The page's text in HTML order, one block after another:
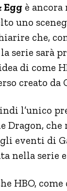
Egg è
uno
che,
serie sarà
di come
creato da
l’unico
Dragon,
eventi di
nella serie e
HBO,